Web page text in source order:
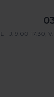
L - J: 9:00-17:30,